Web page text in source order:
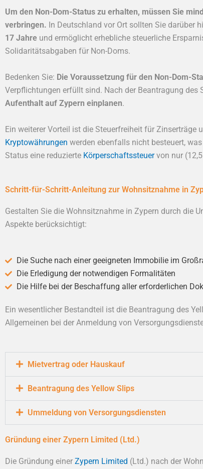
Um den Non-Dom-Status zu erhalten, müssen Sie
verbringen. In Deutschland vor Ort sollten Sie darüber
17 Jahre und ermöglicht erhebliche steuerliche
Solidaritätsabgaben für Non-Doms.
Bedenken Sie: Die Voraussetzung für den Non-Dom-
Verpflichtungen erfüllt sind. Nach der Beantragung des
Aufenthalt auf Zypern einplanen.
Ein weiterer Vorteil ist die Steuerfreiheit für
Kryptowährungen werden ebenfalls nicht besteuert,
Status eine reduzierte Körperschaftssteuervon nur
Schritt-für-Schritt-Anleitung zur Wohnsitznahme in
Gestalten Sie die Wohnsitznahme in Zypern durch die
Aspekte berücksichtigt:
Die Suche nach einer geeigneten Immobilie im
Die Erledigung der notwendigen Formalitäten
Die Hilfe bei der Beschaffung aller erforderlichen
Ein wesentlicher Bestandteil ist die Beantragung des
Allgemeinen bei der Anmeldung von
Mietvertrag oder Hauskauf
Beantragung des Yellow Slips
Ummeldung von Versorgungsdiensten
Gründung einer Zypern Limited (Ltd.)
Die Gründung einer Zypern Limited (Ltd.) nach der